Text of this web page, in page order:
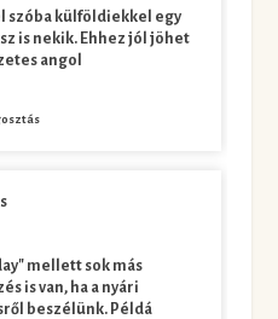
szóba külföldiekkel egy
is nekik. Ehhez jól jöhet
angol
mellett sok más
is van, ha a nyári
beszélünk. Példá